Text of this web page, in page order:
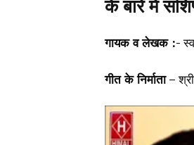
के बारे में
गायक व लेखक :-
गीत के निर्माता –